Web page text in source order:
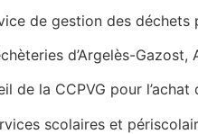
de gestion des
d’Argelès-
de la CCPVG pour
scolaires et